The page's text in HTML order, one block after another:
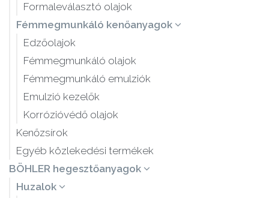
Formaleválasztó olajok
Fémmegmunkáló kenőanyagok
Edzőolajok
Fémmegmunkáló olajok
Fémmegmunkáló emulziók
Emulzió kezelők
Korrózióvédő olajok
Kenőzsírok
Egyéb közlekedési termékek
BÖHLER hegesztőanyagok
Huzalok